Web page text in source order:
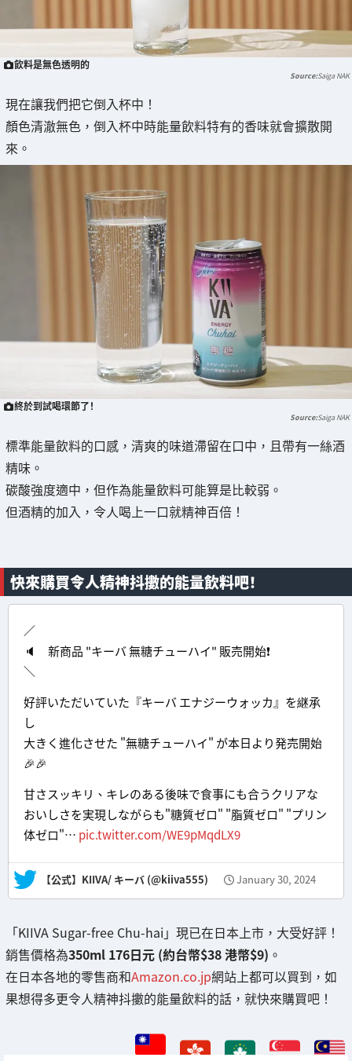
飲料是無色透明的
Saiga NAK
現在讓我們把它倒入杯中！
顏色清澈無色，倒入杯中時能量飲料特有的香味就會擴散開
來。
終於到試喝環節了！
Saiga NAK
標準能量飲料的口感，清爽的味道滯留在口中，且帶有一絲酒
精味。
碳酸強度適中，但作為能量飲料可能算是比較弱。
但酒精的加入，令人喝上一口就精神百倍！
快來購買令人精神抖擻的能量飲料吧！
／
🔈 新商品 "キーバ 無糖チューハイ" 販売開始❗
＼
好評いただいていた『キーバ エナジーウォッカ』を継承
し
大きく進化させた "無糖チューハイ" が本日より発売開始
🎉🎉
甘さスッキリ、キレのある後味で食事にも合うクリアな
おいしさを実現しながらも"糖質ゼロ" "脂質ゼロ" "プリン
体ゼロ"… pic.twitter.com/WE9pMqdLX9
— 【公式】KIIVA/ キーバ (@kiiva555) January 30, 2024
「KIIVA Sugar-free Chu-hai」現已在日本上市，大受好評！
銷售價格為350ml 176日元 (約台幣$38 港幣$9) 。
在日本各地的零售商和Amazon.co.jp網站上都可以買到，如
果想得多更令人精神抖擻的能量飲料的話，就快來購買吧！